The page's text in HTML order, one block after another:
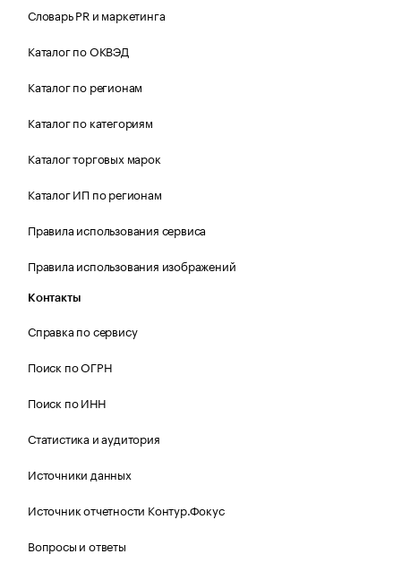
Словарь PR и маркетинга
Каталог по ОКВЭД
Каталог по регионам
Каталог по категориям
Каталог торговых марок
Каталог ИП по регионам
Правила использования сервиса
Правила использования изображений
Контакты
Справка по сервису
Поиск по ОГРН
Поиск по ИНН
Статистика и аудитория
Источники данных
Источник отчетности Контур.Фокус
Вопросы и ответы